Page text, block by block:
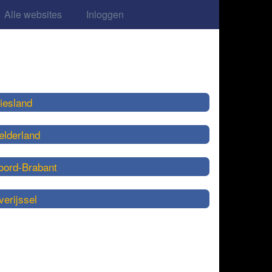
Alle websites Inloggen
Brabant